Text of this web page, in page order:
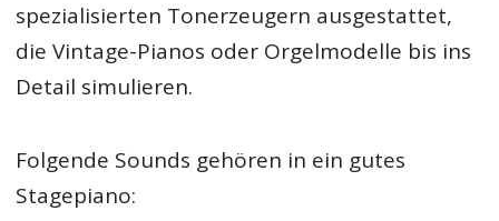
spezialisierten Tonerzeugern ausgestattet,
die Vintage-Pianos oder Orgelmodelle bis ins
Detail simulieren.
Folgende Sounds gehören in ein gutes
Stagepiano: